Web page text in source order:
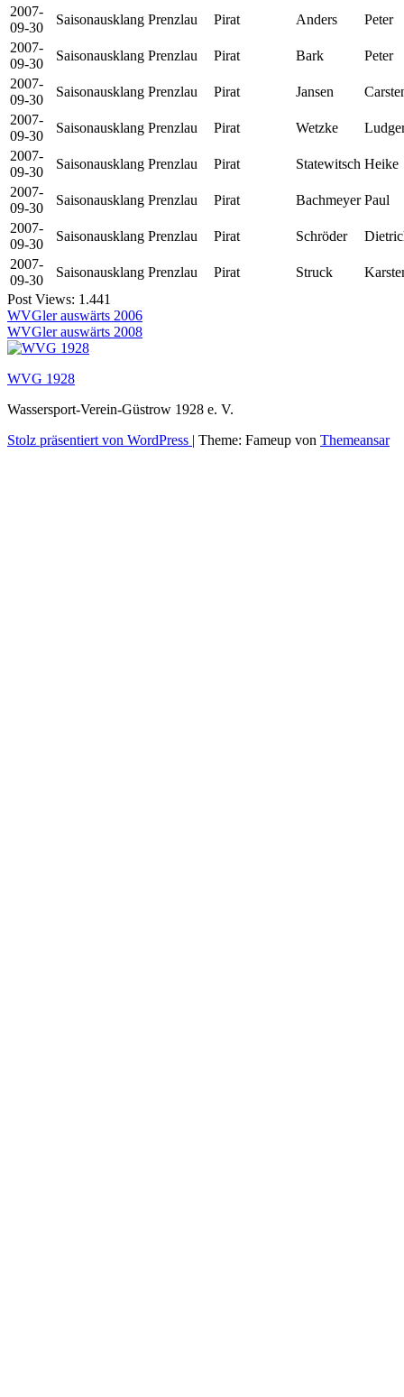
2007-
09-30
Saisonausklang Prenzlau Pirat Anders
Peter
2007-
09-30
Saisonausklang Prenzlau Pirat Bark
Peter
2007-
09-30
Saisonausklang Prenzlau Pirat Jansen
2007-
09-30
Saisonausklang Prenzlau Pirat Wetzke
2007-
09-30
Saisonausklang Prenzlau Pirat Statewitsch Heike
2007-
09-30
Saisonausklang Prenzlau Pirat Bachmeyer Paul
2007-
09-30
Saisonausklang Prenzlau Pirat Schröder
2007-
09-30
Saisonausklang Prenzlau Pirat Struck
Post Views: 1.441
Beitragsnavigation
WVGler auswärts 2006
WVGler auswärts 2008
WVG 1928
Wassersport-Verein-Güstrow 1928 e. V.
Stolz präsentiert von WordPress | Theme: Fameup von Themeansar